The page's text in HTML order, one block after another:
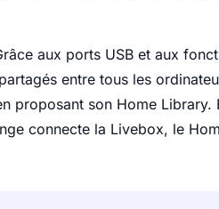
aux ports USB et aux
entre tous les
proposant son Home Library.
connecte la Livebox, le